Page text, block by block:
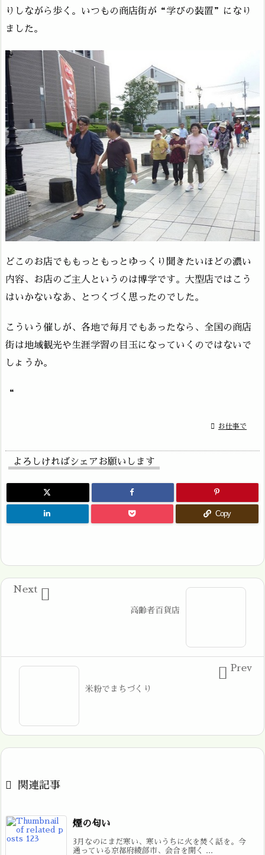
りしながら歩く。いつもの商店街が“学びの装置”になり
ました。
どこのお店でももっともっとゆっくり聞きたいほどの濃い
内容、お店のご主人というのは博学です。大型店ではこう
はいかないなあ、とつくづく思ったのでした。
こういう催しが、各地で毎月でもあったなら、全国の商店
街は地域観光や生涯学習の目玉になっていくのではないで
しょうか。
“
 お仕事で
よろしければシェアお願いします
Copy
高齢者百貨店
Next
米粉でまちづくり
Prev
 関連記事
煙の匂い
3月なのにまだ寒い、寒いうちに火を焚く話を。今
通っている京都府綾部市、会合を開く ...